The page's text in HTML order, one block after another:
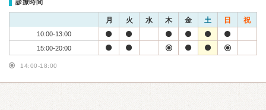
診療時間
月 火 水 木 金 土 日 祝
10:00-13:00
15:00-20:00
14:00-18:00